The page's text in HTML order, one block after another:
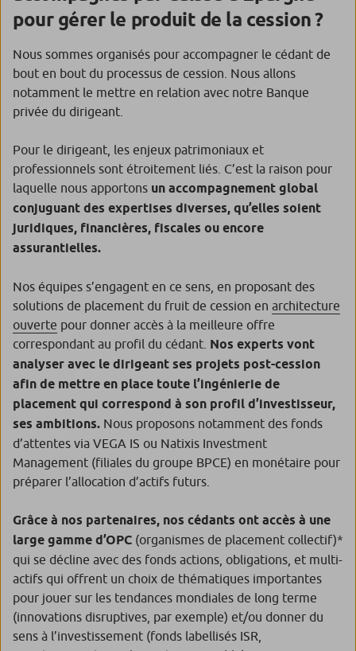
pour gérer le produit de la cession ?
Nous sommes organisés pour accompagner le cédant de
bout en bout du processus de cession. Nous allons
notamment le mettre en relation avec notre Banque
privée du dirigeant.
Pour le dirigeant, les enjeux patrimoniaux et
professionnels sont étroitement liés. C’est la raison pour
laquelle nous apportons un accompagnement global
conjuguant des expertises diverses, qu’elles soient
juridiques, financières, fiscales ou encore
assurantielles.
Nos équipes s’engagent en ce sens, en proposant des
solutions de placement du fruit de cession en architecture
ouverte pour donner accès à la meilleure offre
correspondant au profil du cédant. Nos experts vont
analyser avec le dirigeant ses projets post-cession
afin de mettre en place toute l’ingénierie de
placement qui correspond à son profil d’investisseur,
ses ambitions. Nous proposons notamment des fonds
d’attentes via VEGA IS ou Natixis Investment
Management (filiales du groupe BPCE) en monétaire pour
préparer l’allocation d’actifs futurs.
Grâce à nos partenaires, nos cédants ont accès à une
large gamme d’OPC (organismes de placement collectif)*
qui se décline avec des fonds actions, obligations, et multi-
actifs qui offrent un choix de thématiques importantes
pour jouer sur les tendances mondiales de long terme
(innovations disruptives, par exemple) et/ou donner du
sens à l’investissement (fonds labellisés ISR,